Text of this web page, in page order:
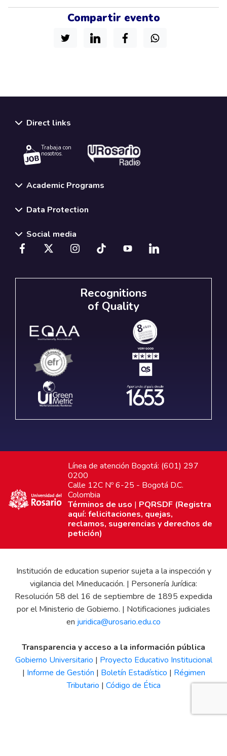
Compartir evento
Direct links
Trabaja con
nosotros.
Academic Programs
Data Protection
Social media
Recognitions
of Quality
Línea de atención Bogotá: (601) 297
0200
Calle 12C Nº 6-25 - Bogotá D.C.
Colombia
Términos de uso | PQRSDF (Registra
aquí: felicitaciones, quejas,
reclamos, sugerencias y derechos de
petición)
Institución de education superior sujeta a la inspección y
vigilancia del Mineducación. | Personería Jurídica:
Resolución 58 del 16 de septiembre de 1895 expedida
por el Ministerio de Gobierno. | Notificaciones judiciales
en juridica@urosario.edu.co
Transparencia y acceso a la información pública
Gobierno Universitario | Proyecto Educativo Institucional
| Informe de Gestión | Boletín Estadístico | Régimen
Tributario | Código de Ética